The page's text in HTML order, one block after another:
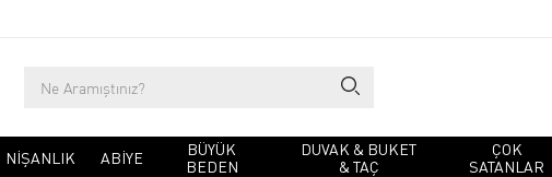
NIŞANLIK ABIYE
BÜYÜK
BEDEN
DUVAK & BUKET
& TAÇ
ÇOK
SATANLAR